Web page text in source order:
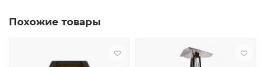
Похожие товары